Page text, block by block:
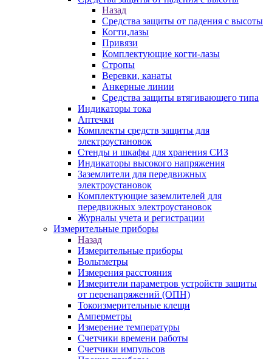
Назад
Средства защиты от падения с высоты
Когти,лазы
Привязи
Комплектующие когти-лазы
Стропы
Веревки, канаты
Анкерные линии
Средства защиты втягивающего типа
Индикаторы тока
Аптечки
Комплекты средств защиты для
электроустановок
Стенды и шкафы для хранения СИЗ
Индикаторы высокого напряжения
Заземлители для передвижных
электроустановок
Комплектующие заземлителей для
передвижных электроустановок
Журналы учета и регистрации
Измерительные приборы
Назад
Измерительные приборы
Вольтметры
Измерения расстояния
Измерители параметров устройств защиты
от перенапряжений (ОПН)
Токоизмерительные клещи
Амперметры
Измерение температуры
Счетчики времени работы
Счетчики импульсов